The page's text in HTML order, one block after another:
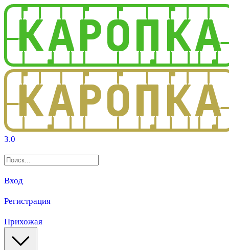
3.0
Вход
Регистрация
Прихожая